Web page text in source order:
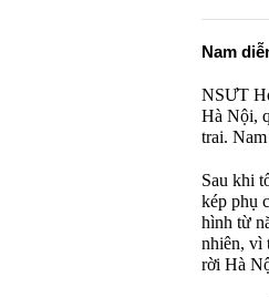
Nam
NSƯT
Hà Nội,
trai.
Sau khi
kép phụ
hình từ
nhiên, vì
rời Hà